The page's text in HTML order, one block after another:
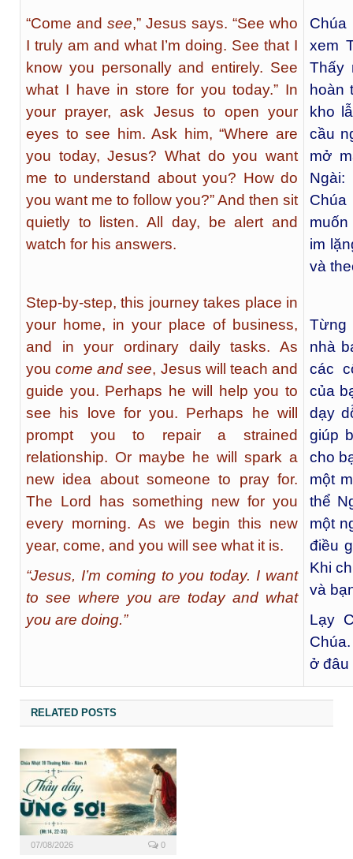
“Come and see,” Jesus says. “See who
I truly am and what I’m doing. See that I
know you personally and entirely. See
what I have in store for you today.” In
your prayer, ask Jesus to open your
eyes to see him. Ask him, “Where are
you today, Jesus? What do you want
me to understand about you? How do
you want me to follow you?” And then sit
quietly to listen. All day, be alert and
watch for his answers.
Step-by-step, this journey takes place in
your home, in your place of business,
and in your ordinary daily tasks. As
youcome and see, Jesus will teach and
guide you. Perhaps he will help you to
see his love for you. Perhaps he will
prompt you to repair a strained
relationship. Or maybe he will spark a
new idea about someone to pray for.
The Lord has something new for you
every morning. As we begin this new
year, come, and you will see what it is.
“Jesus, I’m coming to you today. I want
to see where you are today and what
you are doing.”
Chúa
xem
Thấy
hoàn
kho
cầu
mở
im
và
Từng
nhà
các
của
dạy
giúp
cho
một
thể
một
điều
Khi
và
Lạy
ở đâu
RELATED POSTS
07/08/2026 0